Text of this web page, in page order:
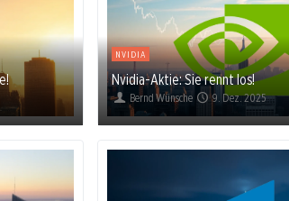
NVIDIA
Nvidia-Aktie: Sie rennt los!
Bernd Wünsche 9. Dez. 2025